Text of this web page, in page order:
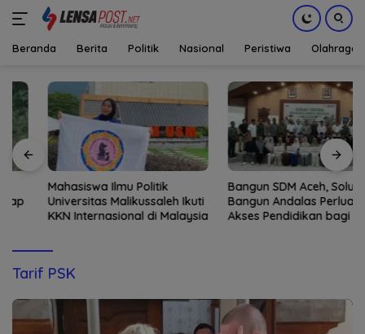
konten
Beranda Berita Politik Nasional Peristiwa Olahraga
Mahasiswa Ilmu Politik
Universitas Malikussaleh Ikuti
KKN Internasional di Malaysia
Bangun SDM Aceh, Solusi
Bangun Andalas Perluas
Akses Pendidikan bagi 5.500
Tarif PSK